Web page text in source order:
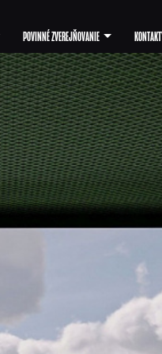
POVINNÉ ZVEREJŇOVANIE